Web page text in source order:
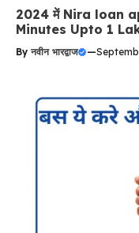
2024 में Nira loan
Minutes Upto 1
By नवीन भारद्वाज —